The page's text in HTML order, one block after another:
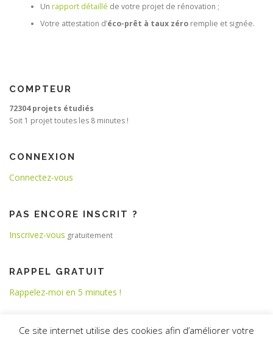
Un rapport détaillé de votre projet de rénovation ;
Votre attestation d’éco-prêt à taux zéro remplie et signée.
COMPTEUR
72304 projets étudiés
Soit 1 projet toutes les 8 minutes !
CONNEXION
Connectez-vous
PAS ENCORE INSCRIT ?
Inscrivez-vous gratuitement
RAPPEL GRATUIT
Rappelez-moi en 5 minutes !
Ce site internet utilise des cookies afin d’améliorer votre